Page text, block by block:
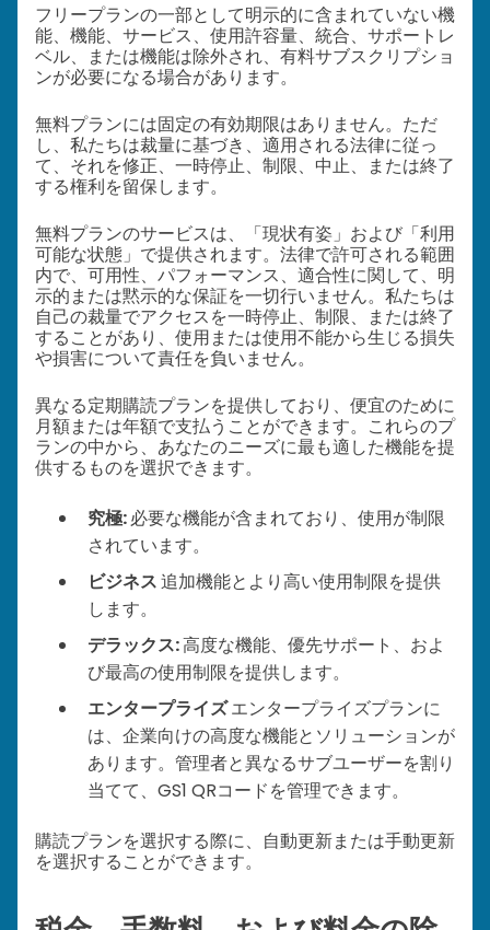
フリープランの一部として明示的に含まれていない機
能、機能、サービス、使用許容量、統合、サポートレ
ベル、または機能は除外され、有料サブスクリプショ
ンが必要になる場合があります。
無料プランには固定の有効期限はありません。ただ
し、私たちは裁量に基づき、適用される法律に従っ
て、それを修正、一時停止、制限、中止、または終了
する権利を留保します。
無料プランのサービスは、「現状有姿」および「利用
可能な状態」で提供されます。法律で許可される範囲
内で、可用性、パフォーマンス、適合性に関して、明
示的または黙示的な保証を一切行いません。私たちは
自己の裁量でアクセスを一時停止、制限、または終了
することがあり、使用または使用不能から生じる損失
や損害について責任を負いません。
異なる定期購読プランを提供しており、便宜のために
月額または年額で支払うことができます。これらのプ
ランの中から、あなたのニーズに最も適した機能を提
供するものを選択できます。
究極:必要な機能が含まれており、使用が制限
されています。
ビジネス追加機能とより高い使用制限を提供
します。
デラックス:高度な機能、優先サポート、およ
び最高の使用制限を提供します。
エンタープライズエンタープライズプランに
は、企業向けの高度な機能とソリューションが
あります。管理者と異なるサブユーザーを割り
当てて、GS1 QRコードを管理できます。
購読プランを選択する際に、自動更新または手動更新
を選択することができます。